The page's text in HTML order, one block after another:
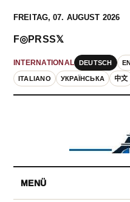
FREITAG, 07. AUGUST 2026
INTERNATIONAL DEUTSCH
ITALIANO УКРАЇНСЬКА 中文
F◎PRSS𝕏
MENÜ